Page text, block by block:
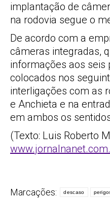
implantação de
na rodovia segue o
De acordo com a
câmeras integradas,
informações aos seis
colocados nos
interligações com as
e Anchieta e na
em ambos os
(Texto: Luis Roberto
Marcações: descaso